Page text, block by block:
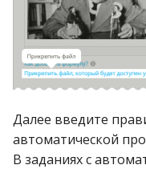
Сертификаты моих
учеников
Далее введите
автоматической
В заданиях с